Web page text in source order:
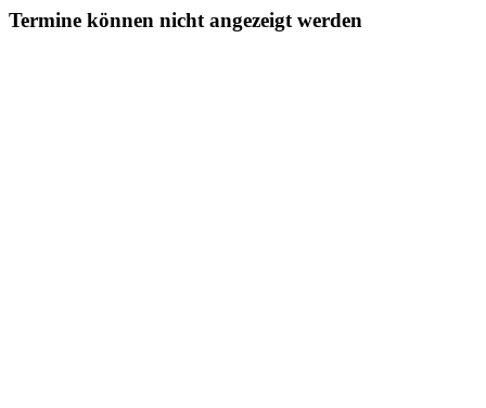
Termine können nicht angezeigt werden